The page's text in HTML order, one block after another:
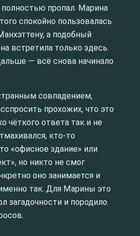
полностью пропал. Марина
спокойно пользовалась
а подобный
встретила только здесь.
— всё снова начинало
совпадением,
прохожих, что это
чёткого ответа так и не
кто-то
«офисное здание» или
но никто не смог
оно занимается и
так. Для Марины это
загадочности и породило